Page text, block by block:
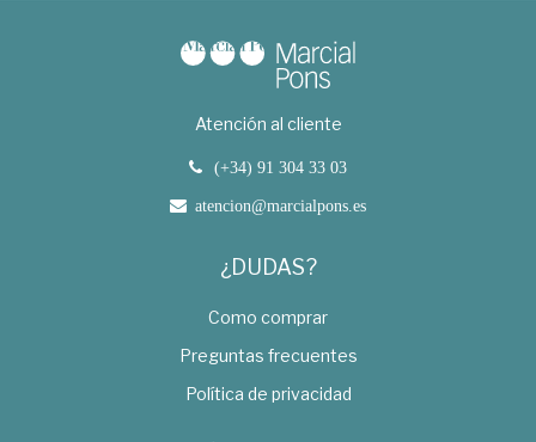
Atención al cliente
(+34) 91 304 33 03
atencion@marcialpons.es
¿DUDAS?
Como comprar
Preguntas frecuentes
Política de privacidad